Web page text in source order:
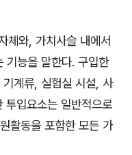
체와, 가치사슬 내에서
기능을 말한다. 구입한
기계류 실험실 시설 사
투입요소는 일반적으로
활동을 포함한 모든 가